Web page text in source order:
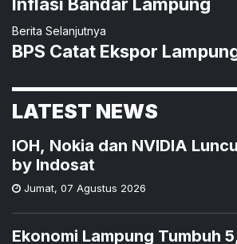
Berita Selanjutnya
BPS Catat Ekspor
LATEST NEWS
IOH, Nokia dan NVIDIA
by Indosat
Jumat, 07 Agustus 2026
Ekonomi Lampung Tumbuh